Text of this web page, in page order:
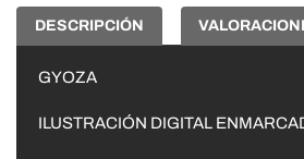
DESCRIPCIÓN
GYOZA
ILUSTRACIÓN DIGITAL